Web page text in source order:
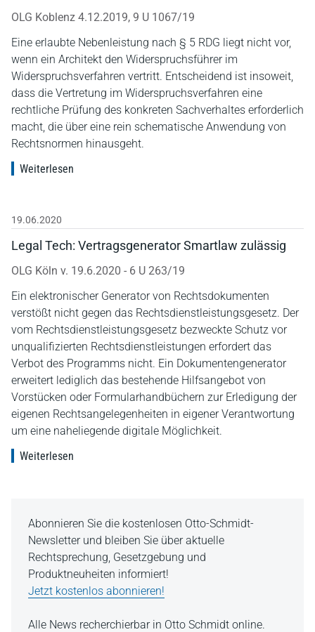
OLG Koblenz 4.12.2019, 9 U 1067/19
Eine erlaubte Nebenleistung nach § 5 RDG liegt nicht vor,
wenn ein Architekt den Widerspruchsführer im
Widerspruchsverfahren vertritt. Entscheidend ist insoweit,
dass die Vertretung im Widerspruchsverfahren eine
rechtliche Prüfung des konkreten Sachverhaltes erforderlich
macht, die über eine rein schematische Anwendung von
Rechtsnormen hinausgeht.
Weiterlesen
19.06.2020
Legal Tech: Vertragsgenerator Smartlaw zulässig
OLG Köln v. 19.6.2020 - 6 U 263/19
Ein elektronischer Generator von Rechtsdokumenten
verstößt nicht gegen das Rechtsdienstleistungsgesetz. Der
vom Rechtsdienstleistungsgesetz bezweckte Schutz vor
unqualifizierten Rechtsdienstleistungen erfordert das
Verbot des Programms nicht. Ein Dokumentengenerator
erweitert lediglich das bestehende Hilfsangebot von
Vorstücken oder Formularhandbüchern zur Erledigung der
eigenen Rechtsangelegenheiten in eigener Verantwortung
um eine naheliegende digitale Möglichkeit.
Weiterlesen
Abonnieren Sie die kostenlosen Otto-Schmidt-
Newsletter und bleiben Sie über aktuelle
Rechtsprechung, Gesetzgebung und
Produktneuheiten informiert!
Jetzt kostenlos abonnieren!
Alle News recherchierbar in Otto Schmidt online.